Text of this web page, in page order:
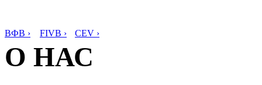
ВФВ › FIVB › CEV ›
О НАС